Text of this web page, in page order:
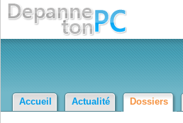
Accueil Actualité Dossiers